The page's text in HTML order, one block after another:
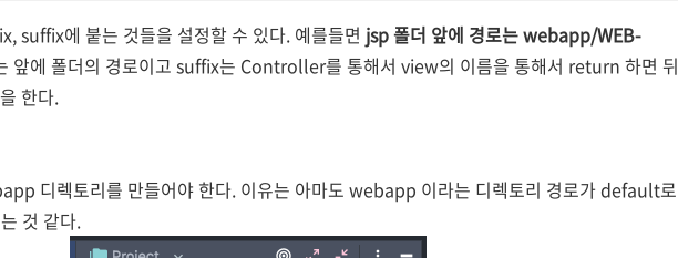
suffix에 붙는 것들을 설정할 수 있다. 예를들면 jsp 폴더 앞에 경로는 webapp/WEB-
앞에 폴더의 경로이고 suffix는 Controller를 통해서 view의 이름을 통해서 return 하면 뒤
한다.
디렉토리를 만들어야 한다. 이유는 아마도 webapp 이라는 디렉토리 경로가 default로
것 같다.